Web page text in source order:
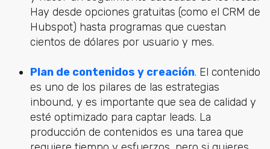
Hay desde opciones gratuitas (como el CRM de
Hubspot) hasta programas que cuestan
cientos de dólares por usuario y mes.
Plan de contenidos y creación. El contenido
es uno de los pilares de las estrategias
inbound, y es importante que sea de calidad y
esté optimizado para captar leads. La
producción de contenidos es una tarea que